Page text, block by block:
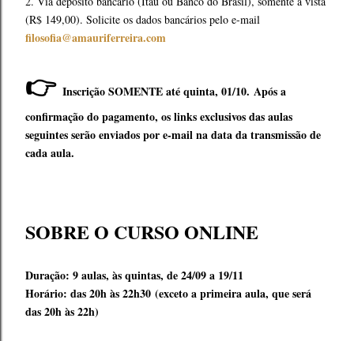
(R$ 149,00). Solicite os dados bancários pelo e-mail
filosofia@amauriferreira.com
👉 Inscrição SOMENTE até quinta, 01/10. Após a
confirmação do pagamento, os links exclusivos das aulas
seguintes serão enviados por e-mail na data da transmissão de
cada aula.
SOBRE O CURSO ONLINE
Duração: 9 aulas, às quintas, de 24/09 a 19/11
Horário: das 20h às 22h30 (exceto a primeira aula, que será
das 20h às 22h)